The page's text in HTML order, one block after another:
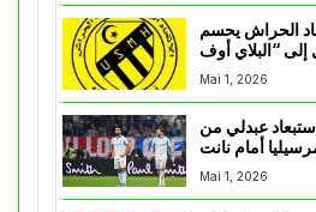
الحراش يحسم
Mai 1, 2026
عبدلي من
أمام نانت
Mai 1, 2026